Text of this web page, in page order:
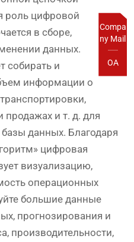
Compa
ny Mail
OA
роль цифровой
в сборе,
данных.
собирать и
информации о
продажах и т. д. для
данных. Благодаря
цифровая
визуализацию,
операционных
большие данные
прогнозирования и
производительности,